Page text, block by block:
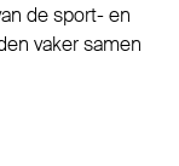
de sport- en
vaker samen